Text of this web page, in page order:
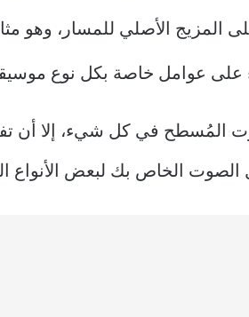
الأصلي للمسار، وهو
على عوامل خاصة بكل نوع
المُسطح في كل شيء، إلا أن
الخاص بك لبعض الأنواع